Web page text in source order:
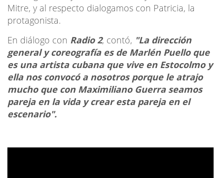
Mitre, y al respecto dialogamos con Patricia, la
protagonista.
En diálogo con Radio 2, contó, "La dirección
general y coreografía es de Marlén Puello que
es una artista cubana que vive en Estocolmo y
ella nos convocó a nosotros porque le atrajo
mucho que con Maximiliano Guerra seamos
pareja en la vida y crear esta pareja en el
escenario".